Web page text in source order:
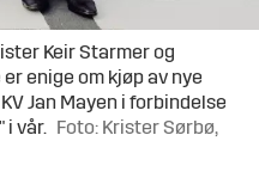
Keir Starmer og
enige om kjøp av nye
Jan Mayen i forbindelse
i vår.
Foto: Krister Sørbø,